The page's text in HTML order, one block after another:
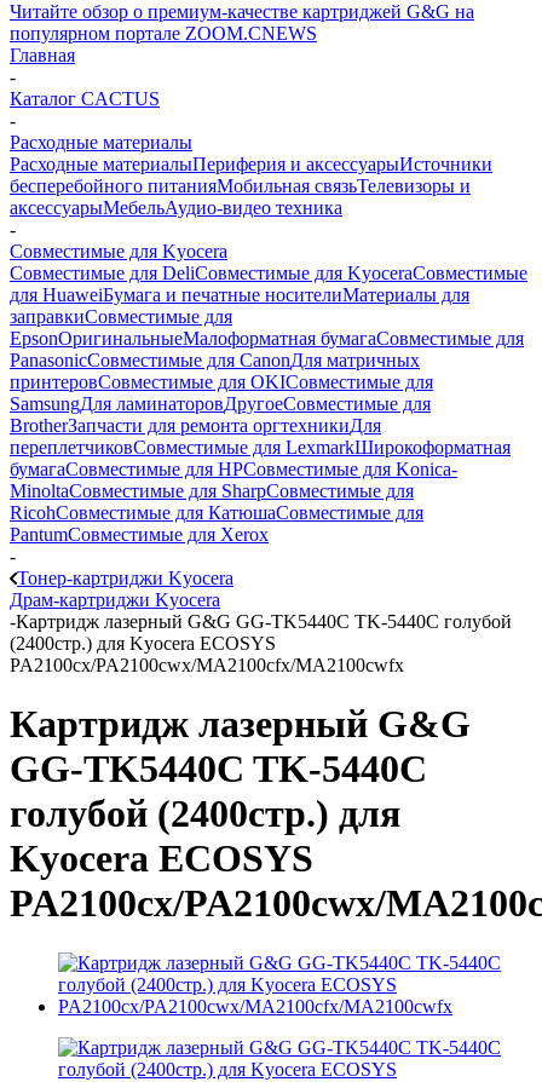
Читайте обзор о премиум-качестве картриджей G&G на
популярном портале ZOOM.CNEWS
Главная
-
Каталог CACTUS
-
Расходные материалы
Расходные материалыПериферия и аксессуарыИсточники
бесперебойного питанияМобильная связьТелевизоры и
аксессуарыМебельАудио-видео техника
-
Совместимые для Kyocera
Совместимые для DeliСовместимые для KyoceraСовместимые
для HuaweiБумага и печатные носителиМатериалы для
заправкиСовместимые для
EpsonОригинальныеМалоформатная бумагаСовместимые для
PanasonicСовместимые для CanonДля матричных
принтеровСовместимые для OKIСовместимые для
SamsungДля ламинаторовДругоеСовместимые для
BrotherЗапчасти для ремонта оргтехникиДля
переплетчиковСовместимые для LexmarkШирокоформатная
бумагаСовместимые для HPСовместимые для Konica-
MinoltaСовместимые для SharpСовместимые для
RicohСовместимые для КатюшаСовместимые для
PantumСовместимые для Xerox
-
Тонер-картриджи Kyocera
Драм-картриджи Kyocera
-Картридж лазерный G&G GG-TK5440C TK-5440C голубой
(2400стр.) для Kyocera ECOSYS
PA2100cx/PA2100cwx/MA2100cfx/MA2100cwfx
Картридж лазерный G&G
GG-TK5440C TK-5440C
голубой (2400стр.) для
Kyocera ECOSYS
PA2100cx/PA2100cwx/